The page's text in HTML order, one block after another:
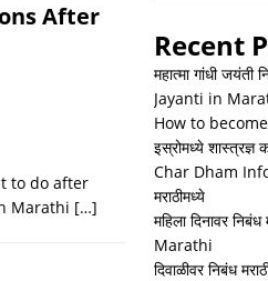
After
to do after
Marathi […]
Recent
महात्मा गांधी
Jayanti in
How to
इस्रोमध्ये शास्त्रज्ञ
Char Dham
मराठीमध्ये
महिला दिनावर
Marathi
दिवाळीवर निबंध